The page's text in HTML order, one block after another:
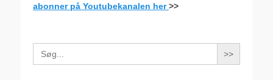
abonner på Youtubekanalen her>>
Search
for: